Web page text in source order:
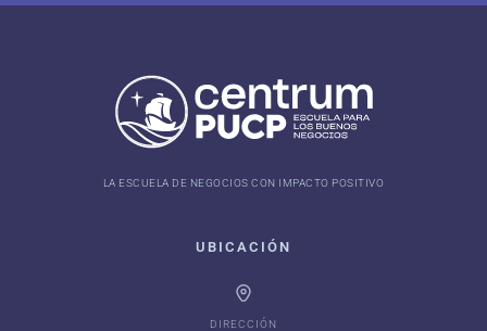
LA ESCUELA DE NEGOCIOS CON IMPACTO POSITIVO
UBICACIÓN
DIRECCIÓN